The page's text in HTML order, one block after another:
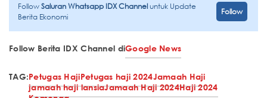
FollowSaluran Whatsapp IDX Channeluntuk Update
Berita Ekonomi
Follow
Follow Berita IDX Channel diGoogle News
TAG:Petugas HajiPetugas haji 2024Jamaah Haji
jamaah haji lansiaJamaah Haji 2024Haji 2024